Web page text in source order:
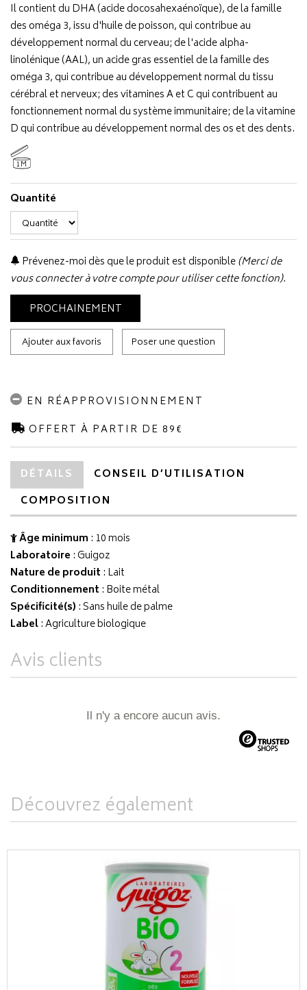
Il contient du DHA (acide docosahexaénoïque), de la famille
des oméga 3, issu d'huile de poisson, qui contribue au
développement normal du cerveau; de l'acide alpha-
linolénique (AAL), un acide gras essentiel de la famille des
oméga 3, qui contribue au développement normal du tissu
cérébral et nerveux; des vitamines A et C qui contribuent au
fonctionnement normal du système immunitaire; de la vitamine
D qui contribue au développement normal des os et des dents.
1M
Quantité
Prévenez-moi dès que le produit est disponible(Merci de
vous connecter à votre compte pour utiliser cette fonction).
PROCHAINEMENT
Ajouter aux favoris Poser une question
EN RÉAPPROVISIONNEMENT
OFFERT À PARTIR DE 89€
DÉTAILS
CONSEIL D’UTILISATION
COMPOSITION
Âge minimum : 10 mois
Laboratoire :Guigoz
Nature de produit : Lait
Conditionnement : Boite métal
Spécificité(s) : Sans huile de palme
Label: Agriculture biologique
Avis clients
Il n'y a encore aucun avis.
Découvrez également